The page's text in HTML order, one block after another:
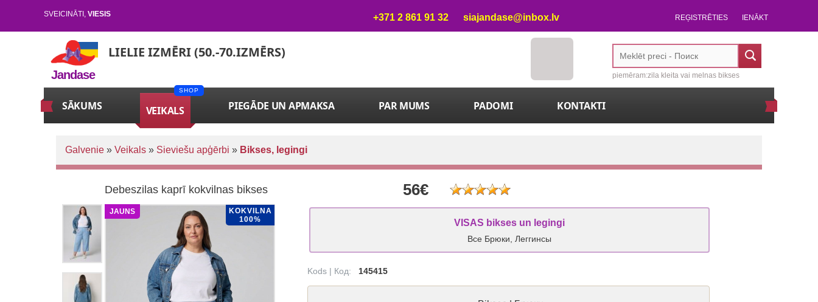
SVEICINĀTI , VIESIS +371 2 861 91 32 siajandase@inbox.lv REĢISTRĒTIES IENĀKT
Jandase
LIELIE IZMĒRI (50.-70.IZMĒRS)
piemēram:zila kleita vai melnas bikses
SĀKUMS VEIKALS PIEGĀDE UN APMAKSA PAR MUMS PADOMI KONTAKTI
Galvenie » Veikals » Sieviešu apģērbi » Bikses, legingi
Debeszilas kaprī kokvilnas bikses 56€
KOKVILNA
100%
JAUNS
VISAS bikses un legingi
Все Брюки, Леггинсы
Kods | Код: 145415